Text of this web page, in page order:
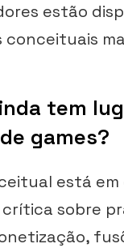
estão
conceituais
tem
games?
está em
crítica sobre